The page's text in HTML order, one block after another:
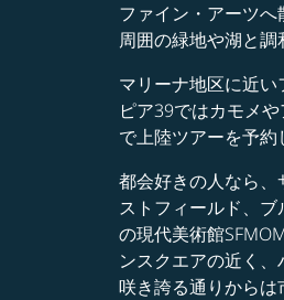
ファイン・アーツ
周囲の緑地や湖と調
マリーナ地区に近
ピア39ではカモメ
で上陸ツアーを予約
都会好きの人なら
ストフィールド、
の現代美術館
ンスクエアの近く
咲き誇る通りからは